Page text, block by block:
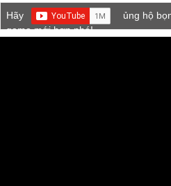
Hãy
ủng hộ
game mới hơn nhé!